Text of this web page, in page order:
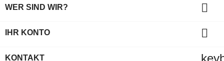
WER SIND WIR? 
IHR KONTO 
KONTAKT